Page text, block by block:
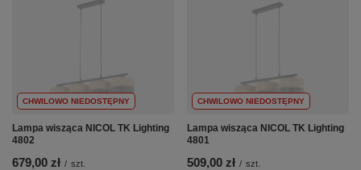
CHWILOWO NIEDOSTĘPNY
Lampa wisząca NICOL TK Lighting
4802
679,00 zł / szt.
CHWILOWO NIEDOSTĘPNY
Lampa wisząca NICOL TK Lighting
4801
509,00 zł / szt.